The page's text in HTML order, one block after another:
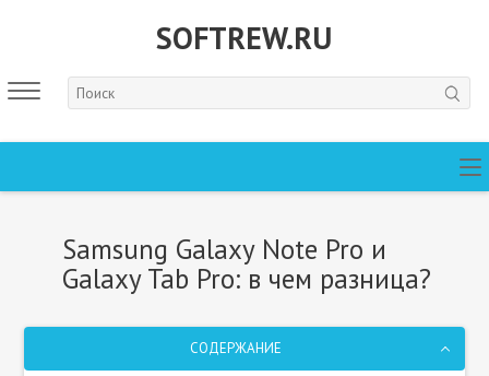
SOFTREW.RU
Samsung Galaxy Note Pro и
Galaxy Tab Pro: в чем разница?
СОДЕРЖАНИЕ